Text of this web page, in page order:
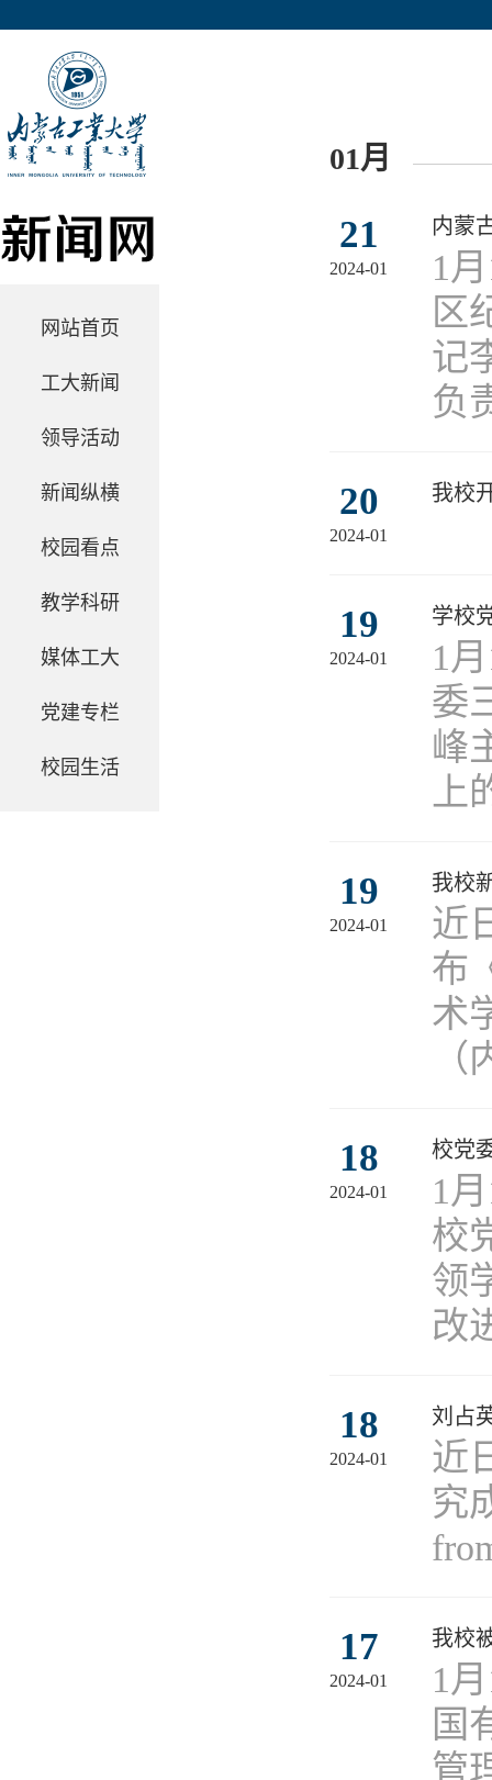
网站首页
工大新闻
领导活动
新闻纵横
校园看点
教学科研
媒体工大
党建专栏
校园生活
01月
21
2024-01
内蒙
​1
区
记
负
20
2024-01
我校
19
2024-01
学校
​1
委
峰
19
2024-01
我校
近
布
术
18
2024-01
校党
1
校
领
改
18
2024-01
刘占
近
究
17
2024-01
我校
1
国
管